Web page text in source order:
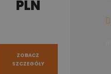
PLN
ZOBACZ
SZCZEGÓŁY